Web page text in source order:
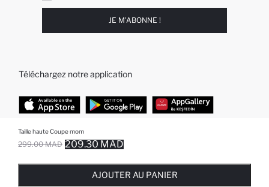
Taille haute Coupe mom
299.00 MAD 209.30 MAD
AJOUTER AU PANIER
JE M'ABONNE !
Téléchargez notre application
TOP CATÉGORIES
Femme
Jeans Larges pour Homme
Garçon